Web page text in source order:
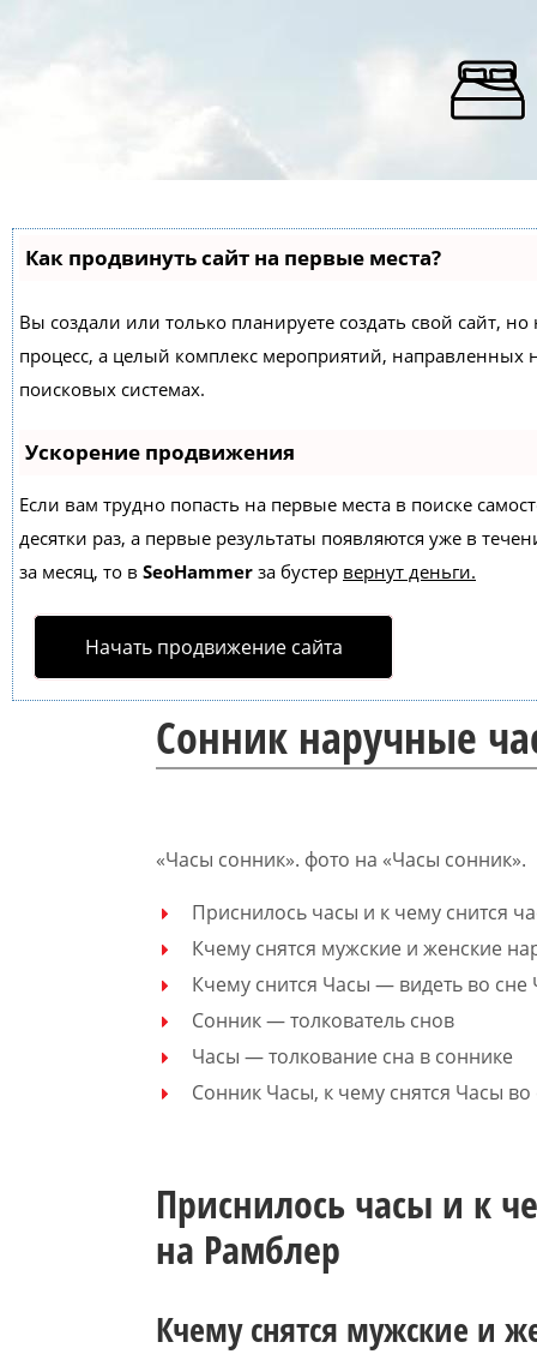
Как продвинуть сайт на первые места?
Вы создали или только планируете создать свой сайт,
процесс, а целый комплекс мероприятий,
поисковых системах.
Ускорение продвижения
Если вам трудно попасть на первые места в поиске
десятки раз, а первые результаты появляются уже в
за месяц, то в SeoHammer за бустер вернут деньги.
Начать продвижение сайта
Сонник наручные
«Часы сонник». фото на «Часы сонник».
Приснилось часы и к чему снится
Кчему снятся мужские и женские
Кчему снится Часы — видеть во
Сонник — толкователь снов
Часы — толкование сна в соннике
Сонник Часы, к чему снятся Часы во
Приснилось часы и к
на Рамблер
Кчему снятся мужские и